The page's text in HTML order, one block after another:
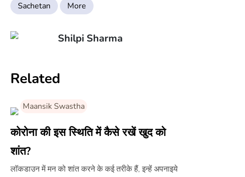
Sachetan
More
Shilpi Sharma
Related
Maansik Swastha
कोरोना की इस स्थिति में कैसे रखें खुद को
शांत?
लॉकडाउन में मन को शांत करने के कई तरीके हैं, इन्हें अपनाइये